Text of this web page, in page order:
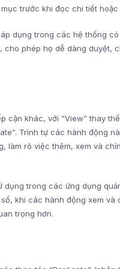
trước khi đọc chi tiết hoặc
áp dụng trong các hệ thống
cho phép họ dễ dàng duyệt,
cận khác, với “View” thay
Trình tự các hành động
làm rõ việc thêm, xem và
dụng trong các ứng dụng
khi các hành động xem và
trọng hơn.